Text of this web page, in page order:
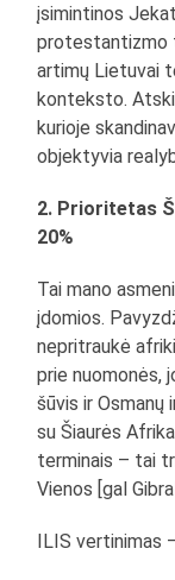
įsimintinos
protestantizmo
artimų Lietuvai
konteksto.
kurioje
objektyvia
2. Prioritetas
20%
Tai mano
įdomios.
nepritraukė
prie nuomonės,
šūvis ir Osmanų
su Šiaurės
terminais – tai
Vienos [gal
ILIS vertinimas